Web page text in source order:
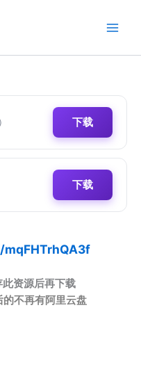
） 下载
下载
资源后再下载
不再有阿里云盘